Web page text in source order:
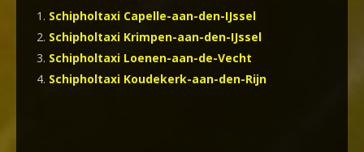
Schipholtaxi Capelle-aan-den-IJssel
Schipholtaxi Krimpen-aan-den-IJssel
Schipholtaxi Loenen-aan-de-Vecht
Schipholtaxi Koudekerk-aan-den-Rijn